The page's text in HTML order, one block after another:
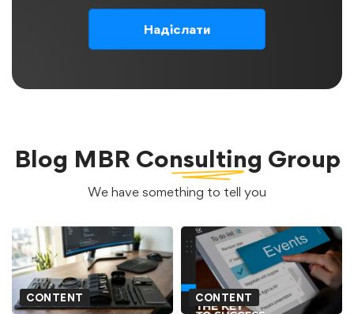
Blog MBR Consulting Group
We have something to tell you
CONTENT CONTENT